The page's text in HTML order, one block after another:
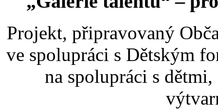
Projekt, připravovaný
ve spolupráci s Dětským
na spolupráci s